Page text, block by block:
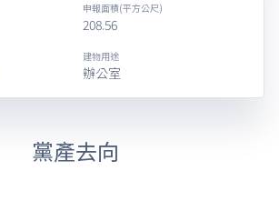
申報面積(平方公尺)
208.56
建物用途
辦公室
黨產去向